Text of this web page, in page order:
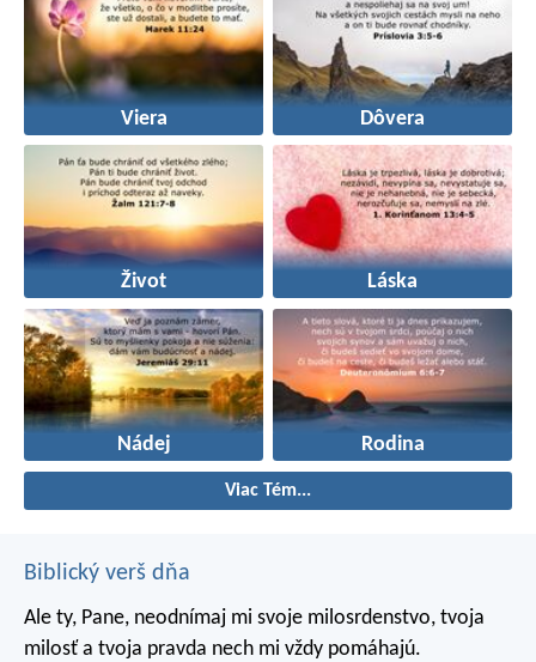
Viera Dôvera
Život Láska
Nádej Rodina
Viac Tém...
Biblický verš dňa
Ale ty, Pane, neodnímaj mi svoje milosrdenstvo, tvoja
milosť a tvoja pravda nech mi vždy pomáhajú.